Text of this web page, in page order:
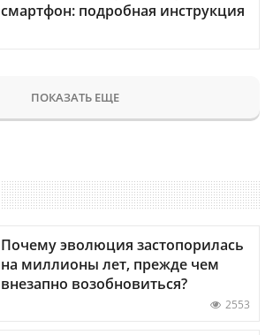
смартфон: подробная инструкция
ПОКАЗАТЬ ЕЩЕ
Почему эволюция застопорилась
на миллионы лет, прежде чем
внезапно возобновиться?
2553